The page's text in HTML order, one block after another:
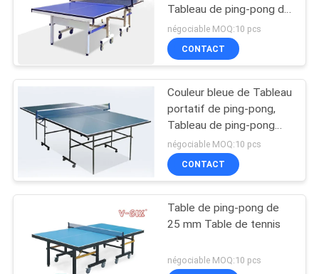
CONTRÔLE
LA
QUALITÉ
NOUS
CONTACTER
DEMANDEZ
Tableau de ping-pong de
concurrence de dessus
de Tableau de 25mm
pour l'école
négociable MOQ:10 pcs
CONTACT
Couleur bleue de Tableau
portatif de ping-pong,
Tableau de ping-pong
d'intérieur mobile pour la
maison
négociable MOQ:10 pcs
CONTACT
Table de ping-pong de
25 mm Table de tennis
négociable MOQ:10 pcs